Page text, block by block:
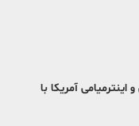
آمریکا با